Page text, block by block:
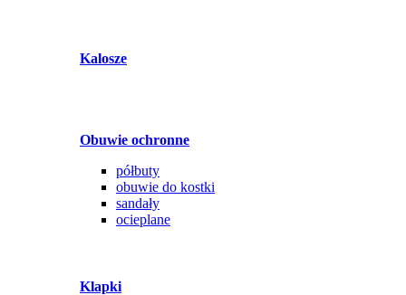
Kalosze
Obuwie ochronne
półbuty
obuwie do kostki
sandały
ocieplane
Klapki